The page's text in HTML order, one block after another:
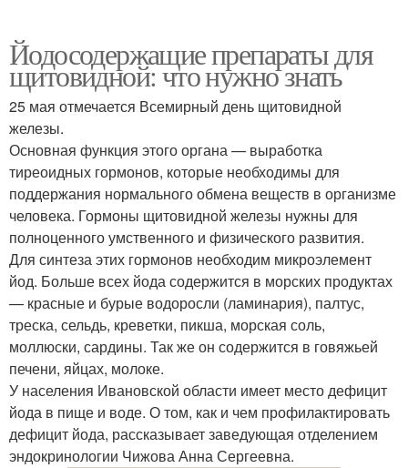
Йодосодержащие препараты для
щитовидной: что нужно знать
25 мая отмечается Всемирный день щитовидной
железы.
Основная функция этого органа — выработка
тиреоидных гормонов, которые необходимы для
поддержания нормального обмена веществ в организме
человека. Гормоны щитовидной железы нужны для
полноценного умственного и физического развития.
Для синтеза этих гормонов необходим микроэлемент
йод. Больше всех йода содержится в морских продуктах
— красные и бурые водоросли (ламинария), палтус,
треска, сельдь, креветки, пикша, морская соль,
моллюски, сардины. Так же он содержится в говяжьей
печени, яйцах, молоке.
У населения Ивановской области имеет место дефицит
йода в пище и воде. О том, как и чем профилактировать
дефицит йода, рассказывает заведующая отделением
эндокринологии Чижова Анна Сергеевна.